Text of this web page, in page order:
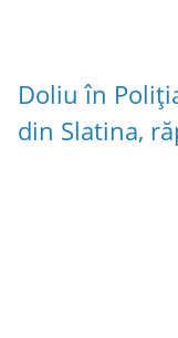
Doliu în
din Slatina,